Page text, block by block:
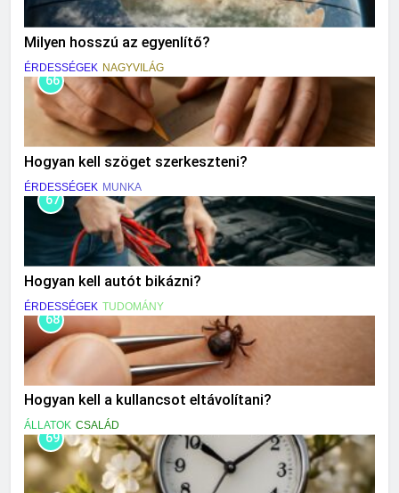
Milyen hosszú az egyenlítő?
ÉRDESSÉGEK NAGYVILÁG
66
Hogyan kell szöget szerkeszteni?
ÉRDESSÉGEK MUNKA
67
Hogyan kell autót bikázni?
ÉRDESSÉGEK TUDOMÁNY
68
Hogyan kell a kullancsot eltávolítani?
ÁLLATOK CSALÁD
69